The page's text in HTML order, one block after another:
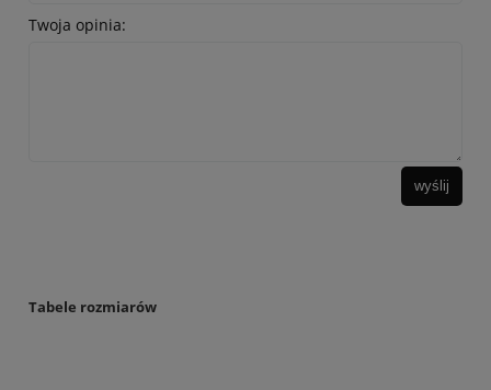
Twoja opinia:
wyślij
Tabele rozmiarów